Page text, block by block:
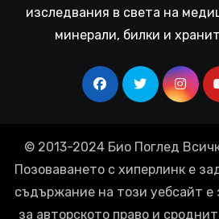
изследвания в света на
минерали, билки и
© 2013-2024 Био Поглед
Позоваването с хиперлинк е
съдържание на този уебсайт е
за авторското право и